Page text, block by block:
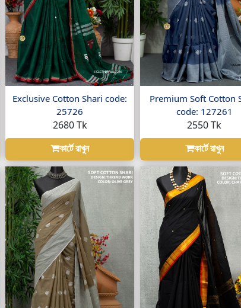
Exclusive Cotton Shari code:
25726
2680 Tk
কার্টে রাখুন
Premium Soft Cotton
code: 127261
2550 Tk
কার্টে রাখুন